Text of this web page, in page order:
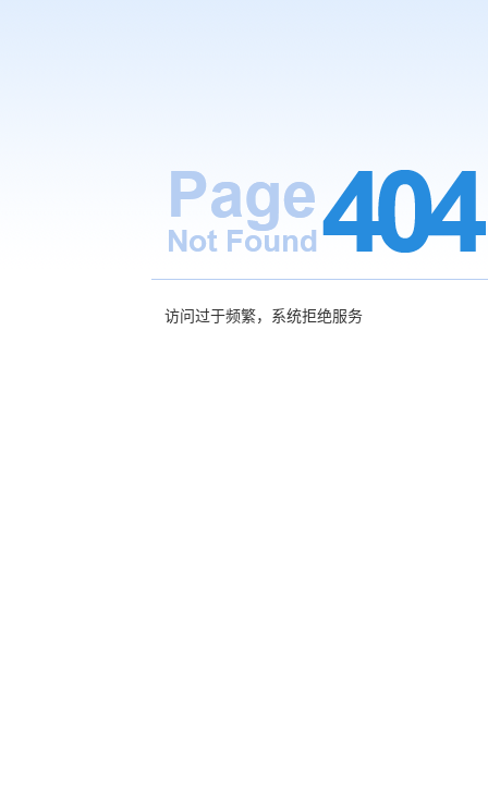
访问过于频繁，系统拒绝服务